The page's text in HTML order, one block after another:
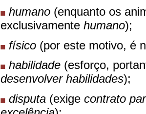
humano (enquanto os
exclusivamente humano);
físico (por este motivo, é
habilidade (esforço,
desenvolver habilidades);
disputa (exige contrato